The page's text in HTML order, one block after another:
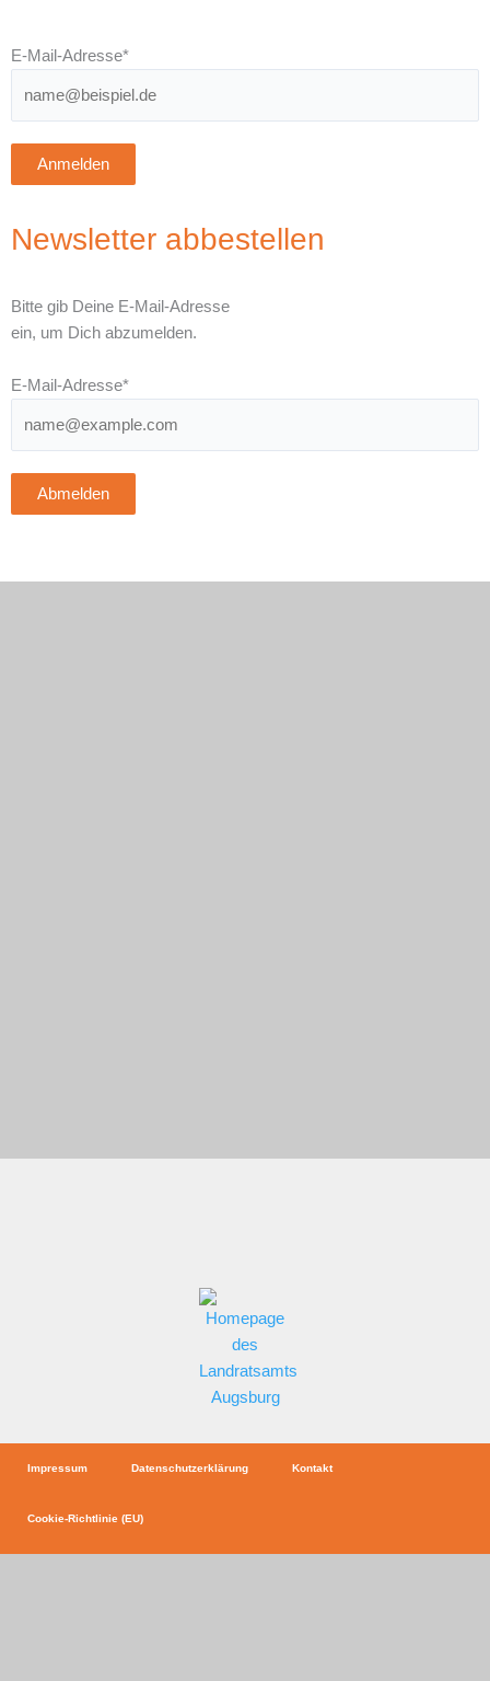
E-Mail-Adresse*
Anmelden
Newsletter abbestellen
Bitte gib Deine E-Mail-Adresse
ein, um Dich abzumelden.
E-Mail-Adresse*
Abmelden
Impressum Datenschutzerklärung Kontakt
Cookie-Richtlinie (EU)